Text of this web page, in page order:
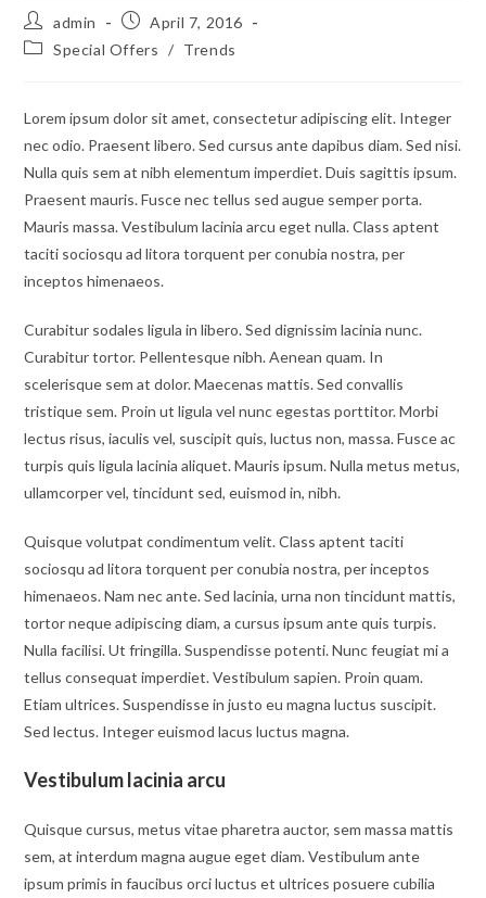
Post
author:
admin
Post
published:
April 7, 2016
PostSpecial Offers / Trends
Lorem ipsum dolor sit amet, consectetur adipiscing elit. Integer
nec odio. Praesent libero. Sed cursus ante dapibus diam. Sed nisi.
Nulla quis sem at nibh elementum imperdiet. Duis sagittis ipsum.
Praesent mauris. Fusce nec tellus sed augue semper porta.
Mauris massa. Vestibulum lacinia arcu eget nulla. Class aptent
taciti sociosqu ad litora torquent per conubia nostra, per
inceptos himenaeos.
Curabitur sodales ligula in libero. Sed dignissim lacinia nunc.
Curabitur tortor. Pellentesque nibh. Aenean quam. In
scelerisque sem at dolor. Maecenas mattis. Sed convallis
tristique sem. Proin ut ligula vel nunc egestas porttitor. Morbi
lectus risus, iaculis vel, suscipit quis, luctus non, massa. Fusce ac
turpis quis ligula lacinia aliquet. Mauris ipsum. Nulla metus metus,
ullamcorper vel, tincidunt sed, euismod in, nibh.
Quisque volutpat condimentum velit. Class aptent taciti
sociosqu ad litora torquent per conubia nostra, per inceptos
himenaeos. Nam nec ante. Sed lacinia, urna non tincidunt mattis,
tortor neque adipiscing diam, a cursus ipsum ante quis turpis.
Nulla facilisi. Ut fringilla. Suspendisse potenti. Nunc feugiat mi a
tellus consequat imperdiet. Vestibulum sapien. Proin quam.
Etiam ultrices. Suspendisse in justo eu magna luctus suscipit.
Sed lectus. Integer euismod lacus luctus magna.
Vestibulum lacinia arcu
Quisque cursus, metus vitae pharetra auctor, sem massa mattis
sem, at interdum magna augue eget diam. Vestibulum ante
ipsum primis in faucibus orci luctus et ultrices posuere cubilia